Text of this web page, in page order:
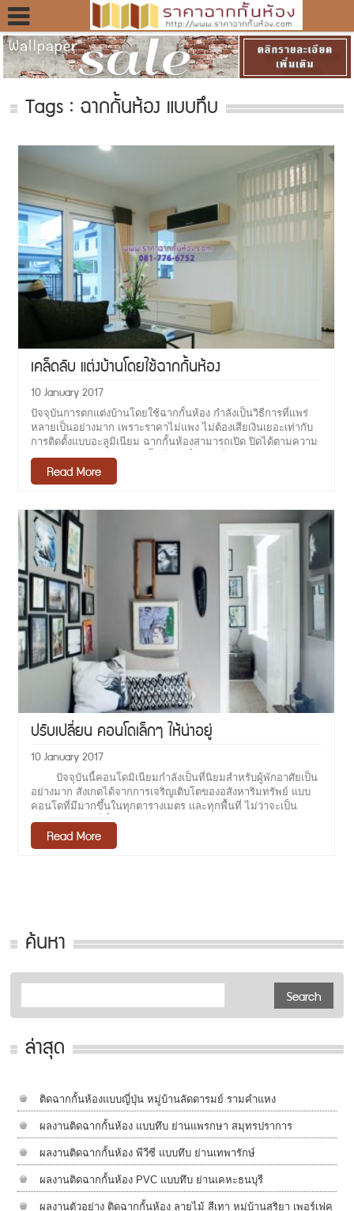
Tags : ฉากกั้นห้อง แบบทึบ
เคล็ดลับ แต่งบ้านโดยใช้ฉากกั้นห้อง
10 January 2017
ปัจจุบันการตกแต่งบ้านโดยใช้ฉากกั้นห้อง กำลังเป็นวิธีการที่แพร่
หลายเป็นอย่างมาก เพราะราคาไม่แพง ไม่ต้องเสียเงินเยอะเท่ากับ
การติดตั้งแบบอะลูมิเนียม ฉากกั้นห้องสามารถเปิด ปิดได้ตามความ
ต้องการ และง่ายต่อการติดตั้ง ซึ่งจะเป็นรางเลื่อนแขวนเฉพาะข้าง
บน ส่วนด้านล่างนั้นจะไม่มีรางมาเกะกะ ใม่ต้องกังวลว่าจะเดิน
สะดุดให้เสียอารมณ์ นอกจากนี้ฉากกั้นห้องยังมี แบบให้เลือกติดตั้ง
แบบแรกก่อน คือ ฉากกั้นห้องแบบญี่ปุ่น จะทำให้บ้านดูหรูหรา มี
ระดับและเพิ่มความสวยงามมากยิ่งขึ้น เป็นฉากกั้นห้องที่มีบานพับ
หนาและมีความแข็งแรง จะมีลวดลายต่างๆให้เลือก ฉากกั้นห้อง
สไตล์ญี่ปุ่น เหมาะกับคนที่ชอบการดีไซน์ ลูกเล่นที่ช่วยให้บ้านดูไม่
เรียบจนเกินไป และสำหรับคนที่ชอบการตกแต่งบ้านในสไตล์ญี่ปุ่นที่
ทำให้บ้านดูไม่ทึบจนเกินไปและมีแสงสว่างส่องเข้ามาได้เพื่อความ
ปลอดโปร่ง อีกทั้งฉากกั้นห้องสไตล์ญี่ปุ่นยังถูกออกแบบมาเพื่อให้
เปรียบเสมือนเฟอร์นิเจอร์ชั้นหรู ที่สำคัญกำลังเป็นที่นิยมอย่างสุดๆ
ภาพตัวอย่าง ลักษณะฉากกั้นห้องแบบ ญี่ปุ่น
Read More
ปรับเปลี่ยน คอนโดเล็กๆ ให้น่าอยู่
10 January 2017
ปัจจุบันนี้คอนโดมิเนียมกำลังเป็นที่นิยมสำหรับผู้พักอาศัยเป็น
อย่างมาก สังเกตได้จากการเจริญเติบโตของอสังหาริมทรัพย์ แบบ
คอนโดที่มีมากขึ้นในทุกตารางเมตร และทุกพื้นที่ ไม่ว่าจะเป็น
คอนโดมิเนียมที่เป็นโครงสร้างตามแนวใกล้จุดรถไฟฟ้าของ
กรุงเทพมหานครการมีคอนโดที่อยู่ใกล้กับจุดโดยสารระบบขนส่ง
มวลชนใกล้กับบีทีเอส ( BTS ) ทำให้การใช้ชีวิตการทำงาน การ
จำกัดจึงทำให้การตกแต่งห้องจำเป็นอย่างยิ่งที่ต้องอาศัยการตกแต่ง
ภายในเข้ามาช่วยในการจัดวางตำแหน่งของเฟอร์นิเจอร์ รวมไปถึง
คอนโดมิเนียมจะอยู่ที่ประมาณ 30 ตารางเมตร ซึ่งบางคนอาจจะใช้
พื้นที่ห้องโล่งๆนั้นตามที่ได้มาตั้งแต่แรก แต่สำหรับบางคนที่ชอบการ
เป็นสัดส่วนต้องการที่จะแยกห้องครัวออกเพราะเป็นบริเวณที่ทำ
สามารถแก้ไขได้โดยการใช้ฉากกั้นห้องจึงเป็นวิธีที่ง่ายและตอบ
โจทย์ได้ดีและสามารถใช้สอยประโยชน์ได้อย่างคุ้มที่สุด อีกทั้งยัง
Read More
ค้นหา
ล่าสุด
ติดฉากกั้นห้องแบบญี่ปุ่น หมู่บ้านลัดดารมย์ รามคำแหง
ผลงานติดฉากกั้นห้อง แบบทึบ ย่านแพรกษา สมุทรปราการ
ผลงานติดฉากกั้นห้อง พีวีซี แบบทึบ ย่านเทพารักษ์
ผลงานติดฉากกั้นห้อง PVC แบบทึบ ย่านเคหะธนบุรี
ผลงานตัวอย่าง ติดฉากกั้นห้อง ลายไม้ สีเทา หมู่บ้านสุริยา เพอร์เฟค